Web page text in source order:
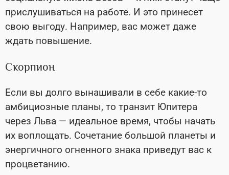
прислушиваться на работе. И это принесет
свою выгоду. Например, вас может даже
ждать повышение.
Скорпион
Если вы долго вынашивали в себе какие-то
амбициозные планы, то транзит Юпитера
через Льва — идеальное время, чтобы начать
их воплощать. Сочетание большой планеты и
энергичного огненного знака приведут вас к
процветанию.